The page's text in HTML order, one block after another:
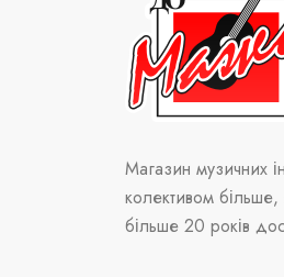
Магазин музичних
колективом
більше 20 років